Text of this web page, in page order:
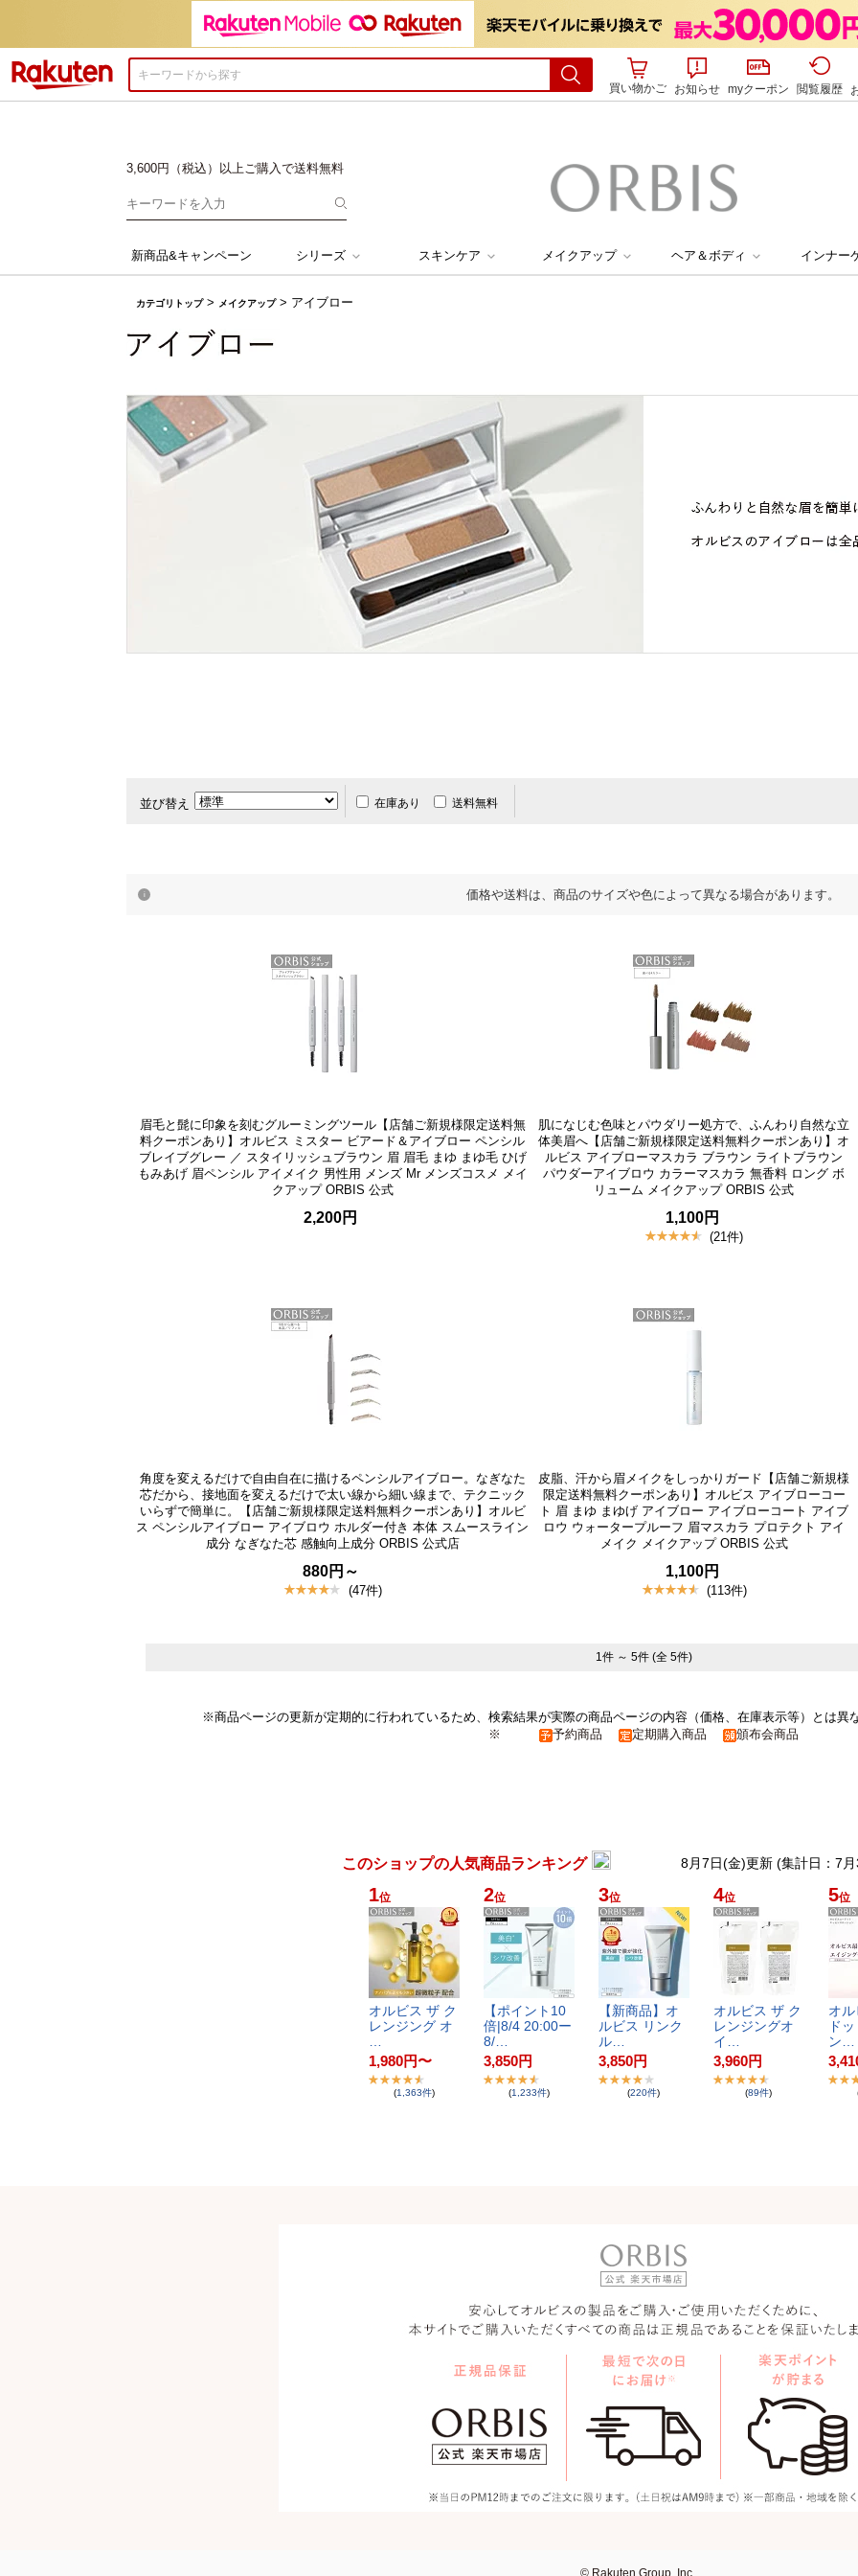
買い物かご
お知らせ myクーポン 閲覧履歴
3,600円（税込）以上ご購入で送料無料
新商品&キャンペーン シリーズ
オルビスユー
オルビスブライト
スキンケア
アイテムで探す
保湿液
３ステップセット
UVケア
シミ・そばかす
毛
メイクアップ
アイテムで探す
ファンデーション・BBクリーム
シミ・そばかす
ヘア＆ボディ
ヘアケア
インナー
保湿液
ヘアケア
カテゴリトップ> メイクアップ> アイブロー
並び替え 在庫あり 送料無料
価格や送料は、商品のサイズや色によって異なる場合があります。
眉毛と髭に印象を刻むグルーミングツール【店舗ご新規様限定送料無
料クーポンあり】オルビス ミスター ビアード＆アイブロー ペンシル
ブレイブグレー ／ スタイリッシュブラウン 眉 眉毛 まゆ まゆ毛 ひげ
もみあげ 眉ペンシル アイメイク 男性用 メンズ Mr メンズコスメ メイ
クアップ ORBIS 公式
2,200円
肌になじむ色味とパウダリー処方で、ふんわり自然な立
体美眉へ【店舗ご新規様限定送料無料クーポンあり】オ
ルビス アイブローマスカラ ブラウン ライトブラウン
パウダーアイブロウ カラーマスカラ 無香料 ロング ボ
リューム メイクアップ ORBIS 公式
1,100円
(21件)
角度を変えるだけで自由自在に描けるペンシルアイブロー。なぎなた
芯だから、接地面を変えるだけで太い線から細い線まで、テクニック
いらずで簡単に。【店舗ご新規様限定送料無料クーポンあり】オルビ
ス ペンシルアイブロー アイブロウ ホルダー付き 本体 スムースライン
成分 なぎなた芯 感触向上成分 ORBIS 公式店
880円～
(47件)
皮脂、汗から眉メイクをしっかりガード【店舗ご新規様
限定送料無料クーポンあり】オルビス アイブローコー
ト 眉 まゆ まゆげ アイブロー アイブローコート アイブ
ロウ ウォータープルーフ 眉マスカラ プロテクト アイ
メイク メイクアップ ORBIS 公式
1,100円
(113件)
1件 ～ 5件 (全 5件)
※商品ページの更新が定期的に行われているため、検索結果が実際の商品ページの内容（価格、在庫表示等）とは異
※
予約商品 定期購入商品 頒布会商品
このショップの人気商品ランキング 8月7日(金)更新 (集計日：7
1位
オ​ル​ビ​ス​ ​ザ​ ​ク​
レ​ン​ジ​ン​グ​ ​オ​
1,980円〜
(1,363件)
2位
【​ポ​イ​ン​ト​1​0​
倍​|​8​/​4​ ​2​0​:​0​0​ー​
8​/​…
3,850円
(1,233件)
3位
【​新​商​品​】​オ​
ル​ビ​ス​ ​リ​ン​ク​
ル​…
3,850円
(220件)
4位
オ​ル​ビ​ス​ ​ザ​ ​ク​
レ​ン​ジ​ン​グ​オ​
イ​…
3,960円
(89件)
5位
オ​
ド​
ン​…
© Rakuten Group, Inc.